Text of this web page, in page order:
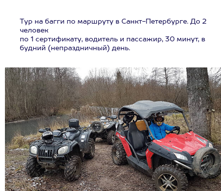
Тур на багги по маршруту в Санкт-Петербурге. До 2
человек
по 1 сертификату, водитель и пассажир, 30 минут, в
будний (непраздничный) день.